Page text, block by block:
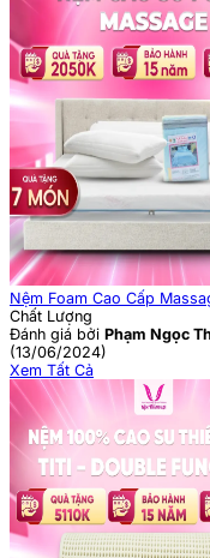
Nệm Foam Cao Cấp
Chất Lượng
Đánh giá bởi Phạm Ngọc
(13/06/2024)
Xem Tất Cả